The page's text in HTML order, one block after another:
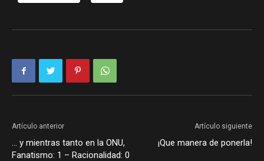
Artículo anterior
… y mientras tanto en la ONU,
Fanatismo: 1 – Racionalidad: 0
Artículo siguiente
¡Que manera de ponerla!